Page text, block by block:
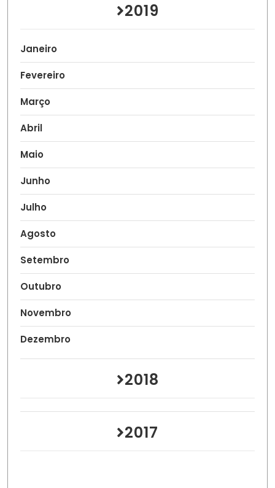
2019
Janeiro
Fevereiro
Março
Abril
Maio
Junho
Julho
Agosto
Setembro
Outubro
Novembro
Dezembro
2018
2017